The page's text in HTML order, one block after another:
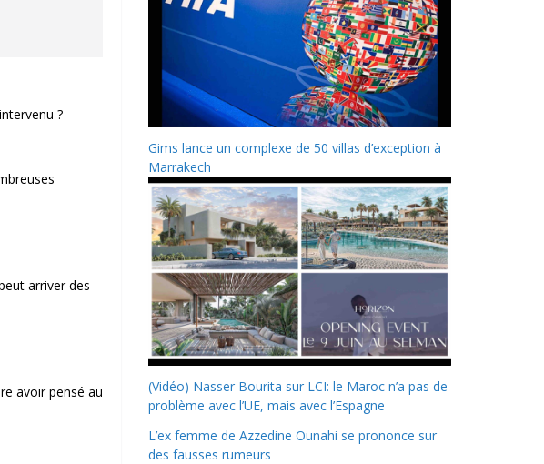
?
arriver des
avoir pensé au
Gims lance un complexe de 50 villas d’exception à
Marrakech
(Vidéo) Nasser Bourita sur LCI: le Maroc n’a pas de
problème avec l’UE, mais avec l’Espagne
L’ex femme de Azzedine Ounahi se prononce sur
des fausses rumeurs